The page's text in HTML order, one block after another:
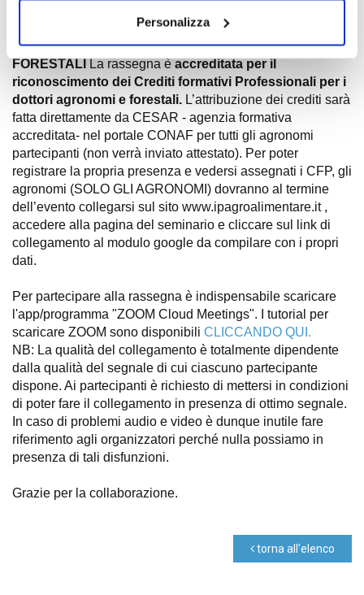
Personalizza
ISTRUZIONI PER DOTTORI AGRONOMI E
FORESTALI La rassegna è accreditata per il
riconoscimento dei Crediti formativi Professionali per i
dottori agronomi e forestali. L’attribuzione dei crediti sarà
fatta direttamente da CESAR - agenzia formativa
accreditata- nel portale CONAF per tutti gli agronomi
partecipanti (non verrà inviato attestato). Per poter
registrare la propria presenza e vedersi assegnati i CFP, gli
agronomi (SOLO GLI AGRONOMI) dovranno al termine
dell’evento collegarsi sul sito www.ipagroalimentare.it ,
accedere alla pagina del seminario e cliccare sul link di
collegamento al modulo google da compilare con i propri
dati.
Per partecipare alla rassegna è indispensabile scaricare
l'app/programma "ZOOM Cloud Meetings". I tutorial per
scaricare ZOOM sono disponibili CLICCANDO QUI.
NB: La qualità del collegamento è totalmente dipendente
dalla qualità del segnale di cui ciascuno partecipante
dispone. Ai partecipanti è richiesto di mettersi in condizioni
di poter fare il collegamento in presenza di ottimo segnale.
In caso di problemi audio e video è dunque inutile fare
riferimento agli organizzatori perché nulla possiamo in
presenza di tali disfunzioni.
Grazie per la collaborazione.
torna all'elenco